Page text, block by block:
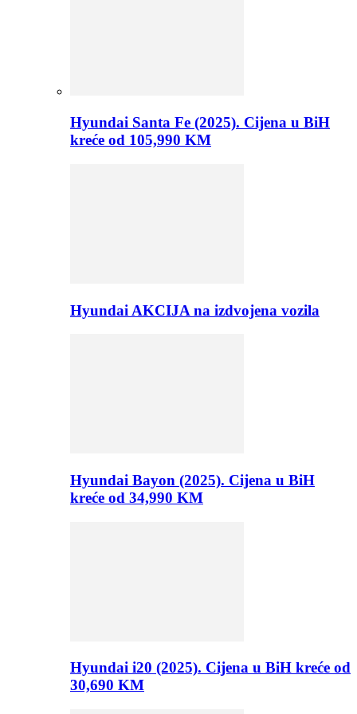
Hyundai Santa Fe (2025). Cijena u BiH
kreće od 105,990 KM
Hyundai AKCIJA na izdvojena vozila
Hyundai Bayon (2025). Cijena u BiH
kreće od 34,990 KM
Hyundai i20 (2025). Cijena u BiH kreće od
30,690 KM